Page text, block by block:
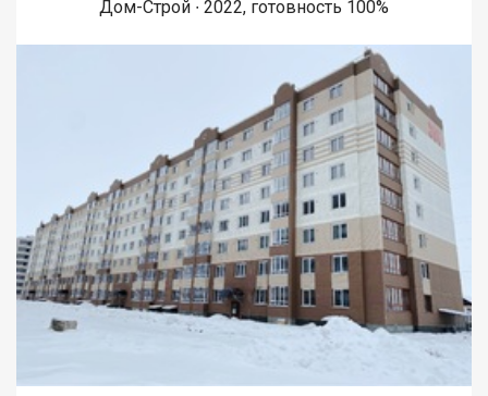
Дом-Строй ∙ 2022, готовность 100%